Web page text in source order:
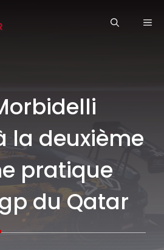
la deuxième
pratique
du Qatar